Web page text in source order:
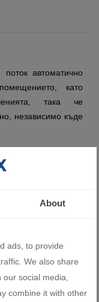
автоматично
като
така че
независимо къде
с тази
да регулирате
на въздушната
на
About
ads, to provide
We also share
social media,
combine it with other